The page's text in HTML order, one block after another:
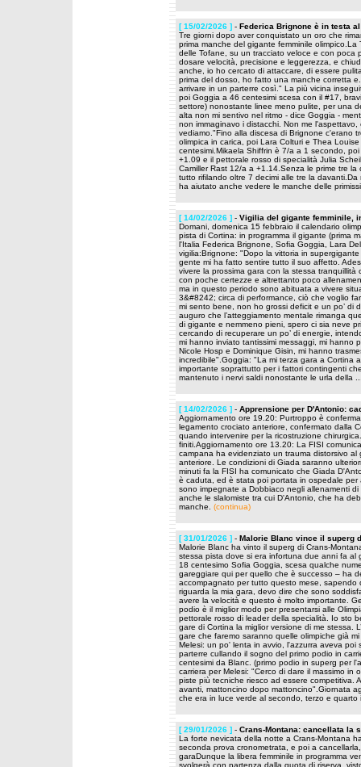
[ 15/02/2026 ] - Federica Brignone è in testa
Tre giorni dopo aver conquistato un oro che
prima manche del gigante femminile
delle Tofane, su un tracciato veloce e con poca
dosare velocità, precisione e leggerezza, e
anche, io ho cercato di attaccare, di essere
prima del dosso, ho fatto una manche corretta
arrivare in un parterre così." La più vicina
poi Goggia a 46 centesimi scesa con il #17,
settore) nonostante linee meno pulite, per una
alta non mi sentivo nel ritmo - dice Goggia -
non immaginavo i distacchi. Non me
vediamo."Fino alla discesa di Brignone c'erano
olimpica in carica, poi Lara Colturi e Thea
centesimi.Mikaela Shiffrin è 7/a a 1 secondo,
+1.09 e il pettorale rosso di specialità Julia
Camiller Rast 12/a a +1.14.Senza le prime tre
tutto rifilando oltre 7 decimi alle tre la
ha aiutato anche vedere le manche delle
[ 14/02/2026 ] - Vigilia del gigante femminile,
Domani, domenica 15 febbraio il calendario
pista di Cortina: in programma il gigante (prima
l'Italia Federica Brignone, Sofia Goggia, Lara
vigilia:Brignone: "Dopo la vittoria in
gente mi ha fatto sentire tutto il suo affetto.
vivere la prossima gara con la stessa
con poche certezze e altrettanto poco
ma in questo periodo sono abituata a vivere
3&#8242; circa di performance, ciò che voglio
mi sento bene, non ho grossi deficit e un po’ di
auguro che l’atteggiamento mentale rimanga
di gigante e nemmeno pieni, spero ci sia neve
cercando di recuperare un po’ di energie,
mi hanno inviato tantissimi messaggi, mi hanno
Nicole Hosp e Dominique Gisin, mi hanno
incredibile".Goggia: "La mi terza gara a Cortina
importante soprattutto per i fattori contingenti
mantenuto i nervi saldi nonostante le urla della
[ 14/02/2026 ] - Apprensione per D'Antonio:
Aggiornamento ore 19.20: Purtroppo è
legamento crociato anteriore, confermato dalla
quando intervenire per la ricostruzione
finiti.Aggiornamento ore 13.20: La FISI
campana ha evidenziato un trauma distorsivo
anteriore. Le condizioni di Giada saranno
minuti fa la FISI ha comunicato che Giada
è caduta, ed è stata poi portata in ospedale
sono impegnate a Dobbiaco negli allenamenti
anche le slalomiste tra cui D'Antonio, che ha
manche. (continua)
[ 31/01/2026 ] - Malorie Blanc vince il superg
Malorie Blanc ha vinto il superg di Crans-
stessa pista dove si era infortuna due anni fa al
18 centesimo Sofia Goggia, scesa qualche
gareggiare qui per quello che è successo – ha
accompagnato per tutto questo mese,
riguarda la mia gara, devo dire che sono
avere la velocità e questo è molto importante.
podio è il miglior modo per presentarsi alle
pettorale rosso di leader della specialità. Io sto
gare di Cortina la miglior versione di me stessa.
gare che faremo saranno quelle olimpiche già
Melesi: un po' lenta in avvio, l'azzurra aveva
parterre cullando il sogno del primo podio in
centesimi da Blanc. (primo podio in superg per
carriera per Melesi: "Cerco di dare il massimo
piste più tecniche riesco ad essere competitiva.
avanti, mattoncino dopo mattoncino".Giornata
che era in luce verde al secondo, terzo e
[ 29/01/2026 ] - Crans-Montana: cancellata la
La forte nevicata della notte a Crans-Montana
seconda prova cronometrata, e poi a
garaDunque la libera femminile in programma
svolgerà con partenza dalla quota di riserva,